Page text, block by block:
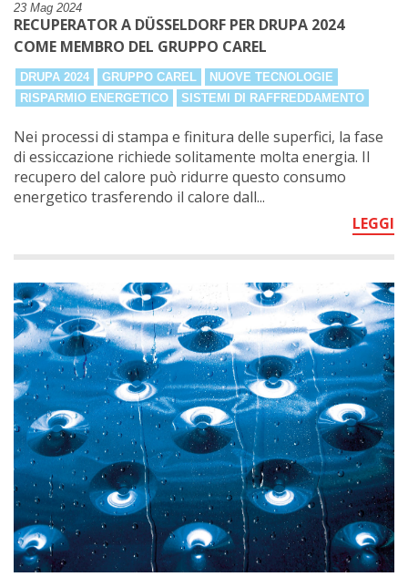
23 Mag 2024
RECUPERATOR A DÜSSELDORF PER DRUPA 2024
COME MEMBRO DEL GRUPPO CAREL
DRUPA 2024 GRUPPO CAREL
NUOVE TECNOLOGIE
RISPARMIO ENERGETICO
SISTEMI DI RAFFREDDAMENTO
Nei processi di stampa e finitura delle superfici, la fase
di essiccazione richiede solitamente molta energia. Il
recupero del calore può ridurre questo consumo
energetico trasferendo il calore dall...
LEGGI